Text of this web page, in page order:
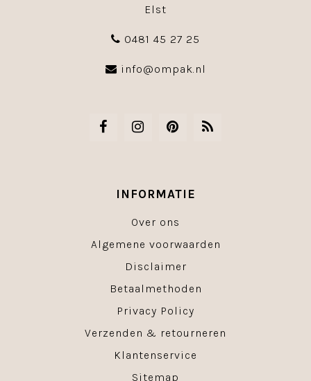
Elst
0481 45 27 25
info@ompak.nl
INFORMATIE
Over ons
Algemene voorwaarden
Disclaimer
Betaalmethoden
Privacy Policy
Verzenden & retourneren
Klantenservice
Sitemap